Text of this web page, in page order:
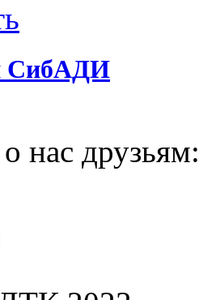
СибАДИ
нас друзьям: